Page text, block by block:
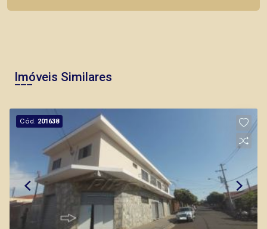
Imóveis Similares
Cód. 201638